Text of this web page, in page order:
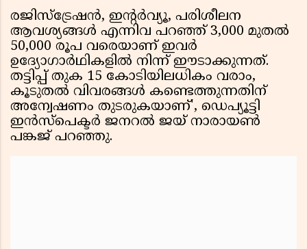
രജിസ്‌ട്രേഷൻ, ഇന്റർവ്യൂ, പരിശീലന
ആവശ്യങ്ങൾ എന്നിവ പറഞ്ഞ് 3,000 മുതൽ
50,000 രൂപ വരെയാണ് ഇവർ
ഉദ്യോഗാർഥികളിൽ നിന്ന് ഈടാക്കുന്നത്.
തട്ടിപ്പ് തുക 15 കോടിയിലധികം വരാം,
കൂടുതൽ വിവരങ്ങൾ കണ്ടെത്തുന്നതിന്
അന്വേഷണം തുടരുകയാണ്', ഡെപ്യൂട്ടി
ഇൻസ്പെക്ടർ ജനറൽ ജയ് നാരായൺ
പങ്കജ് പറഞ്ഞു.